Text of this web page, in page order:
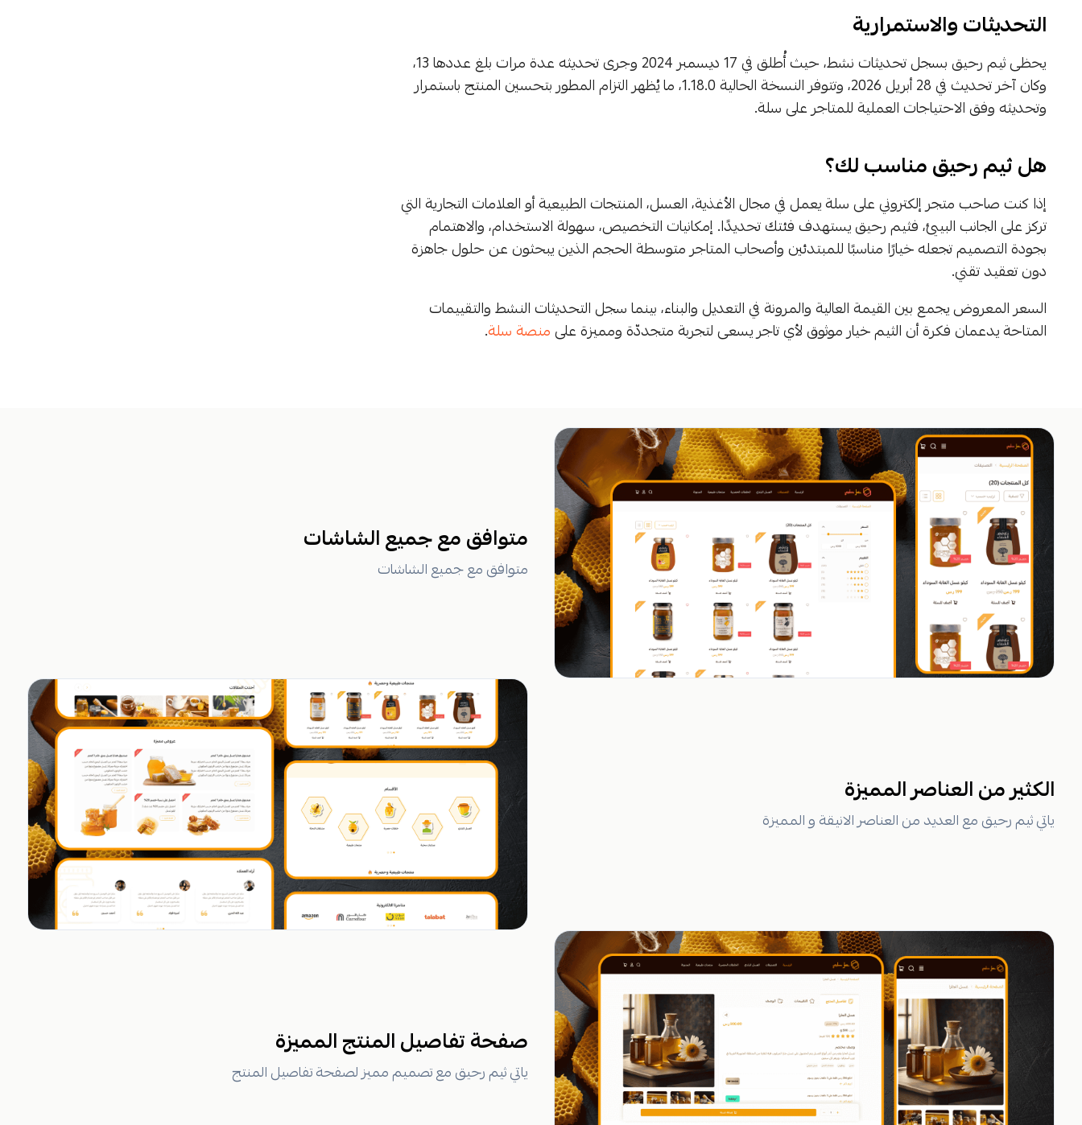
التحديثات والاستمرارية
يحظى ثيم رحيق بسجل تحديثات نشط، حيث أُطلق في 17 ديسمبر 2024 وجرى تحديثه عدة مرات بلغ عددها 13،
وكان آخر تحديث في 28 أبريل 2026، وتتوفر النسخة الحالية 1.18.0، ما يُظهر التزام المطور بتحسين المنتج باستمرار
وتحديثه وفق الاحتياجات العملية للمتاجر على سلة.
هل ثيم رحيق مناسب لك؟
إذا كنت صاحب متجر إلكتروني على سلة يعمل في مجال الأغذية، العسل، المنتجات الطبيعية أو العلامات التجارية التي
تركز على الجانب البيئي، فثيم رحيق يستهدف فئتك تحديدًا. إمكانيات التخصيص، سهولة الاستخدام، والاهتمام
بجودة التصميم تجعله خيارًا مناسبًا للمبتدئين وأصحاب المتاجر متوسطة الحجم الذين يبحثون عن حلول جاهزة
دون تعقيد تقني.
السعر المعروض يجمع بين القيمة العالية والمرونة في التعديل والبناء، بينما سجل التحديثات النشط والتقييمات
المتاحة يدعمان فكرة أن الثيم خيار موثوق لأي تاجر يسعى لتجربة متجددّة ومميزة علىمنصة سلة.
متوافق مع جميع الشاشات
متوافق مع جميع الشاشات
الكثير من العناصر المميزة
ياتي ثيم رحيق مع العديد من العناصر الانيقة و المميزة
صفحة تفاصيل المنتج المميزة
ياتي ثيم رحيق مع تصميم مميز لصفحة تفاصيل المنتج